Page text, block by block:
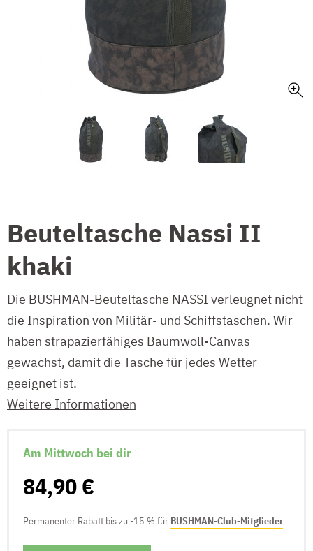
Beuteltasche Nassi II
khaki
Die BUSHMAN-Beuteltasche NASSI verleugnet nicht
die Inspiration von Militär- und Schiffstaschen. Wir
haben strapazierfähiges Baumwoll-Canvas
gewachst, damit die Tasche für jedes Wetter
geeignet ist.
Weitere Informationen
Am Mittwoch bei dir
84,90 €
Permanenter Rabatt bis zu -15 % für BUSHMAN-Club-Mitglieder